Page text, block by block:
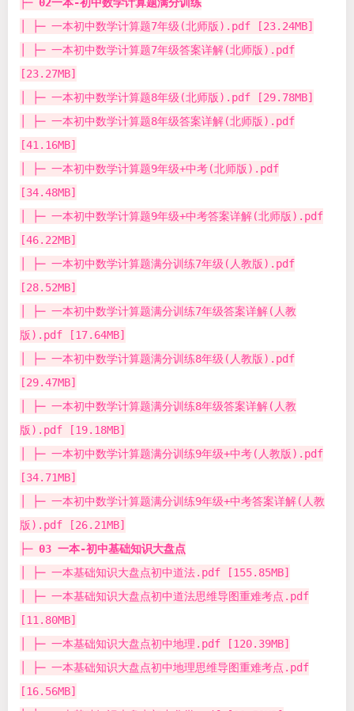
├─ 02一本-初中数学计算题满分训练
│ ├─ 一本初中数学计算题7年级(北师版).pdf [23.24MB]
│ ├─ 一本初中数学计算题7年级答案详解(北师版).pdf
[23.27MB]
│ ├─ 一本初中数学计算题8年级(北师版).pdf [29.78MB]
│ ├─ 一本初中数学计算题8年级答案详解(北师版).pdf
[41.16MB]
│ ├─ 一本初中数学计算题9年级+中考(北师版).pdf
[34.48MB]
│ ├─ 一本初中数学计算题9年级+中考答案详解(北师版).pdf
[46.22MB]
│ ├─ 一本初中数学计算题满分训练7年级(人教版).pdf
[28.52MB]
│ ├─ 一本初中数学计算题满分训练7年级答案详解(人教
版).pdf [17.64MB]
│ ├─ 一本初中数学计算题满分训练8年级(人教版).pdf
[29.47MB]
│ ├─ 一本初中数学计算题满分训练8年级答案详解(人教
版).pdf [19.18MB]
│ ├─ 一本初中数学计算题满分训练9年级+中考(人教版).pdf
[34.71MB]
│ ├─ 一本初中数学计算题满分训练9年级+中考答案详解(人教
版).pdf [26.21MB]
├─ 03 一本-初中基础知识大盘点
│ ├─ 一本基础知识大盘点初中道法.pdf [155.85MB]
│ ├─ 一本基础知识大盘点初中道法思维导图重难考点.pdf
[11.80MB]
│ ├─ 一本基础知识大盘点初中地理.pdf [120.39MB]
│ ├─ 一本基础知识大盘点初中地理思维导图重难考点.pdf
[16.56MB]